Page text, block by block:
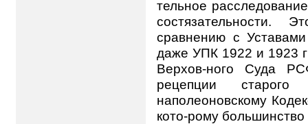
тельное
сравнению с Уставами
даже УПК 1922 и 1923
Верхов-ного Суда
рецепции
наполеоновскому
кото-рому